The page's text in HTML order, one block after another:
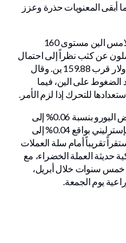
أبقى المعنويات حذرة وعزز
وفي التعاملات الآسيوية المبكرة، لامس الين مستوى 160
عن كثب نظراً إلى احتمال
تدخل السلطات، قبل أن يستقر الدولار قرب 159.88 ين. وقال
الضغوط على الين، فيما
للتحرك إذا لزم الأمر.
وفي أسواق العملات الأوسع، انخفض اليورو بنسبة 0.06% إلى
1.1624 دولاراً، بينما تراجع الجنيه الإسترليني بواقع 0.04% إلى
مستقراً تقريباً أمام سلة العملات
حديثة العملة الخضراء، مع
سنوات خلال أبريل،
يوم الجمعة.